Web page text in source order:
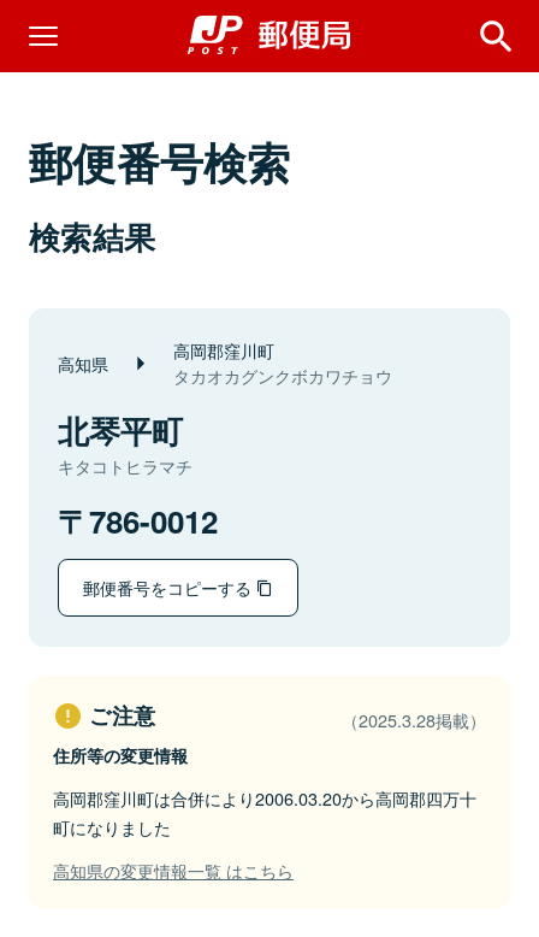
郵便番号検索
検索結果
高知県 高岡郡窪川町
タカオカグンクボカワチョウ
北琴平町
キタコトヒラマチ
786-0012
郵便番号をコピーする
ご注意 （2025.3.28掲載）
住所等の変更情報
高岡郡窪川町は合併により2006.03.20から高岡郡四万十
町になりました
高知県の変更情報一覧 はこちら